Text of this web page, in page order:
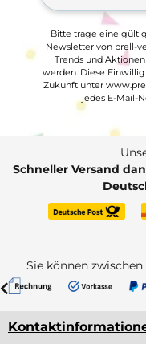
Bitte trage eine
Newsletter von prell-
Trends und
werden. Diese
Zukunft unter
jedes E-Mail-
Schneller Versand
Sie können